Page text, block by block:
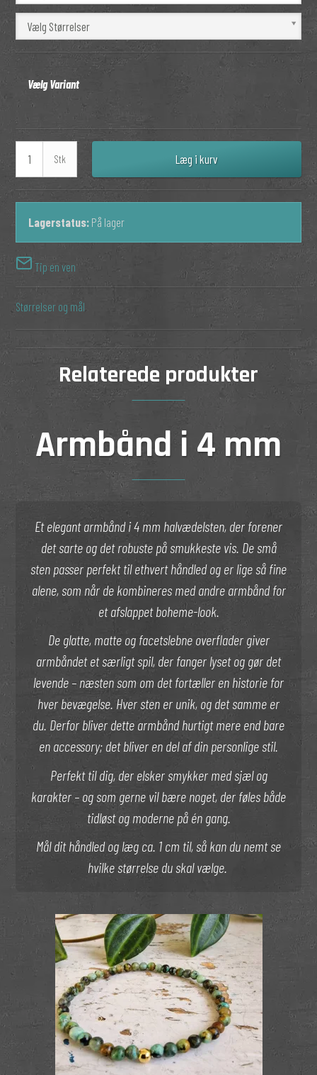
Vælg Størrelser
Vælg Variant
Stk Læg i kurv
Lagerstatus: På lager
Tip en ven
Størrelser og mål
Relaterede produkter
Armbånd i 4 mm
Et elegant armbånd i 4 mm halvædelsten, der forener
det sarte og det robuste på smukkeste vis. De små
sten passer perfekt til ethvert håndled og er lige så fine
alene, som når de kombineres med andre armbånd for
et afslappet boheme-look.
De glatte, matte og facetslebne overflader giver
armbåndet et særligt spil, der fanger lyset og gør det
levende – næsten som om det fortæller en historie for
hver bevægelse. Hver sten er unik, og det samme er
du. Derfor bliver dette armbånd hurtigt mere end bare
en accessory; det bliver en del af din personlige stil.
Perfekt til dig, der elsker smykker med sjæl og
karakter – og som gerne vil bære noget, der føles både
tidløst og moderne på én gang.
Mål dit håndled og læg ca. 1 cm til, så kan du nemt se
hvilke størrelse du skal vælge.